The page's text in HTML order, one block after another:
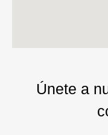
Únete a